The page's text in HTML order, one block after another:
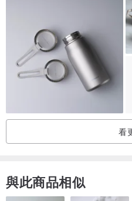
春日正好WEMUG陪你一起輕鬆樂
山間海邊，綠野森林，又或是家
心靈的光合作用。帶上一本能滋
的，是一杯能懂你的飲品與你愛的
極輕便又充滿設計態度的
WEMUG樂遊折疊杯輕巧方便攜
度，隱形把手、享受熱飲持拿不燙
看
與此商品相似